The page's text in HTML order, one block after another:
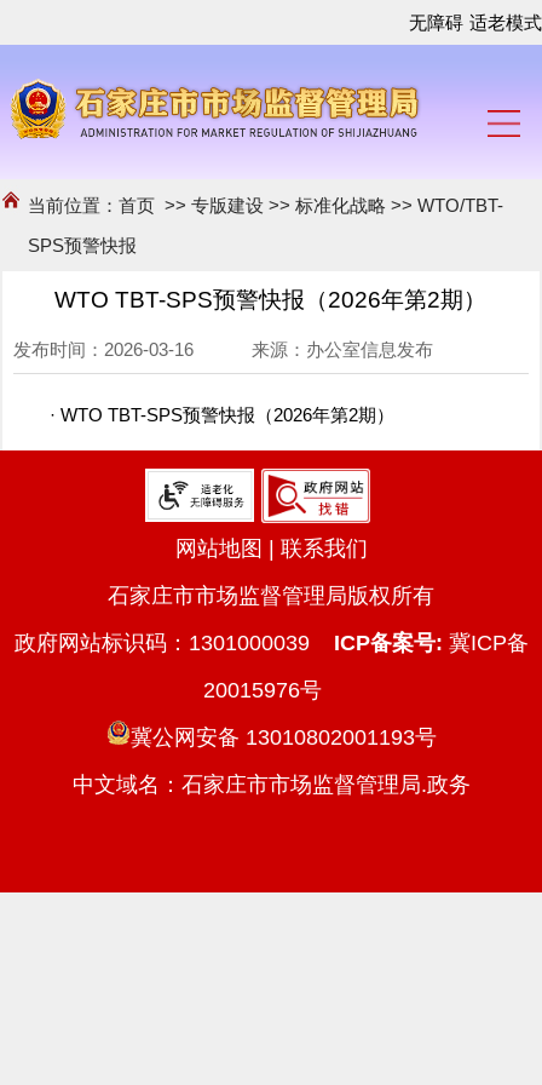
无障碍 适老模式
当前位置：首页 >>专版建设 >>标准化战略 >>WTO/TBT-
SPS预警快报
WTO TBT-SPS预警快报（2026年第2期）
发布时间：2026-03-16 来源：办公室信息发布
· WTO TBT-SPS预警快报（2026年第2期）